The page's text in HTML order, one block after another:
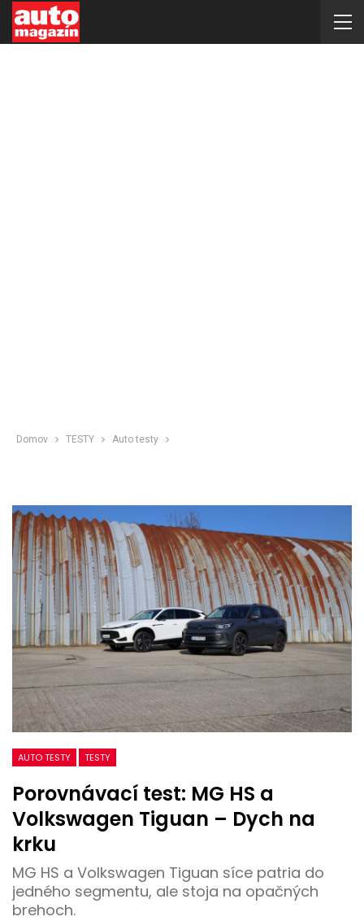
Domov TESTY Auto testy
AUTO TESTY TESTY
Porovnávací test: MG HS a
Volkswagen Tiguan – Dych na
krku
MG HS a Volkswagen Tiguan síce patria do
jedného segmentu, ale stoja na opačných
brehoch.